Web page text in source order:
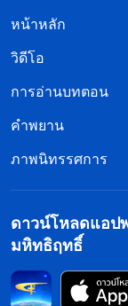
หน้าหลัก
วิดีโอ
การอ่านบทตอน
คำพยาน
ภาพนิทรรศการ
ดาวน์โหลดแอป
มหิทธิฤทธิ์